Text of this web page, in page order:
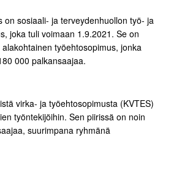
on sosiaali- ja terveydenhuollon työ- ja
joka tuli voimaan 1.9.2021. Se on
työehtosopimus, jonka
000 palkansaajaa.
virka- ja työehtosopimusta (KVTES)
työntekijöihin. Sen piirissä on noin
suurimpana ryhmänä